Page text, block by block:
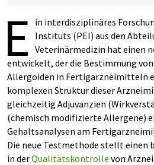
E
in interdisziplinäres
Instituts (PEI) aus den
Veterinärmedizin hat einen
entwickelt, der die Bestimmung
Allergoiden in Fertigarzneimitteln
komplexen Struktur dieser
gleichzeitig Adjuvanzien
(chemisch modifizierte Allergene)
Gehaltsanalysen am
Die neue Testmethode stellt einen
in derQualitätskontrolle von